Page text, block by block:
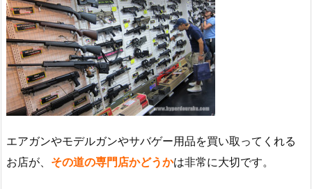
エアガンやモデルガンやサバゲー用品を買い取ってくれる
お店が、 その道の専門店かどうかは非常に大切です。